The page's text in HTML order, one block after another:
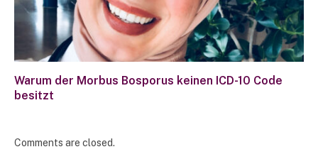
Warum der Morbus Bosporus keinen ICD-10 Code
besitzt
Comments are closed.